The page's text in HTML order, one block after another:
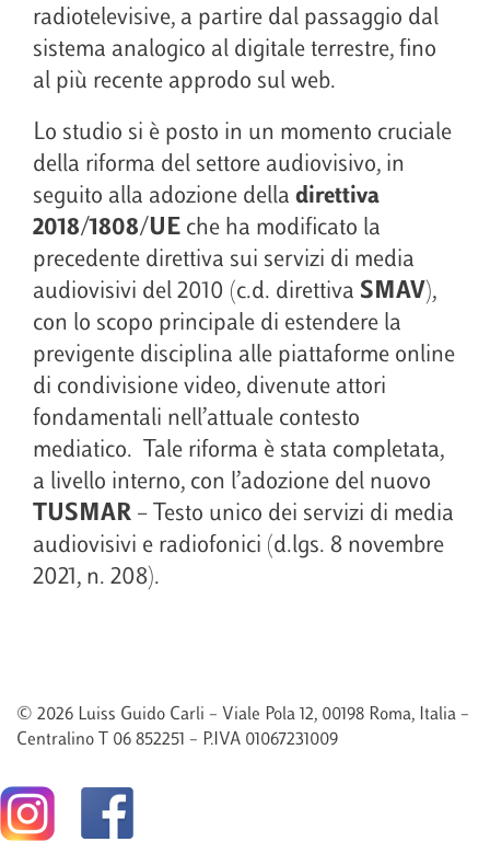
radiotelevisive, a partire dal passaggio dal
sistema analogico al digitale terrestre, fino
al più recente approdo sul web.
Lo studio si è posto in un momento cruciale
della riforma del settore audiovisivo, in
seguito alla adozione della direttiva
2018/1808/UE che ha modificato la
precedente direttiva sui servizi di media
audiovisivi del 2010 (c.d. direttiva SMAV),
con lo scopo principale di estendere la
previgente disciplina alle piattaforme online
di condivisione video, divenute attori
fondamentali nell’attuale contesto
mediatico. Tale riforma è stata completata,
a livello interno, con l’adozione del nuovo
TUSMAR – Testo unico dei servizi di media
audiovisivi e radiofonici (d.lgs. 8 novembre
2021, n. 208).
© 2026 Luiss Guido Carli – Viale Pola 12, 00198 Roma, Italia –
Centralino T 06 852251 – P.IVA 01067231009